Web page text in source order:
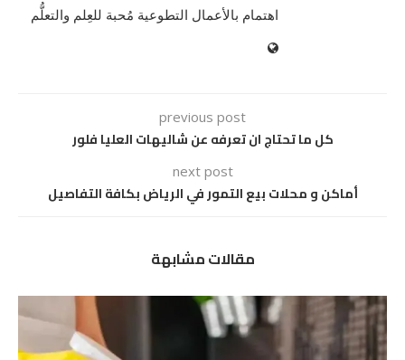
اهتمام بالأعمال التطوعية مُحبة للعِلم والتعلُّم
previous post
كل ما تحتاج ان تعرفه عن شاليهات العليا فلور
next post
أماكن و محلات بيع التمور في الرياض بكافة التفاصيل
مقالات مشابهة